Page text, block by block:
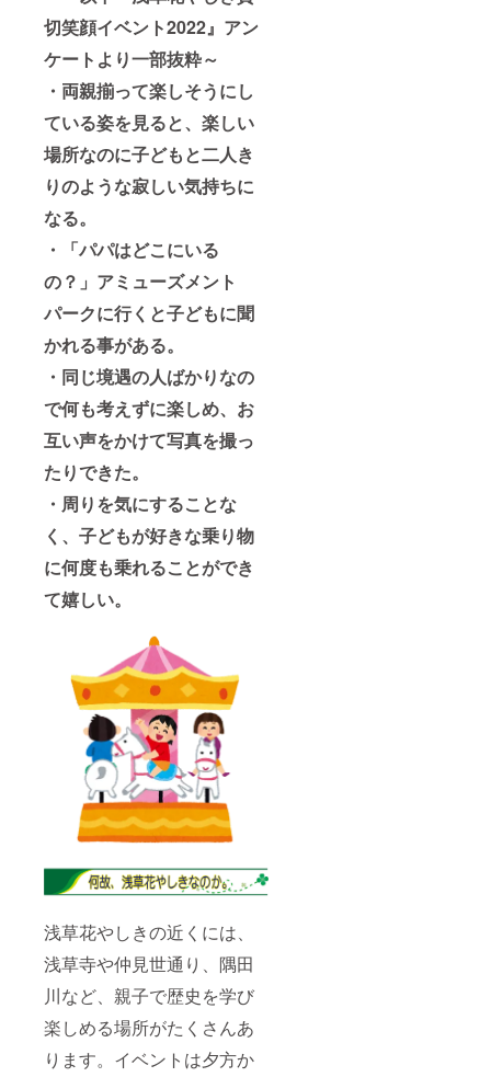
切笑顔イベント2022』アン
ケートより一部抜粋～
・両親揃って楽しそうにし
ている姿を見ると、楽しい
場所なのに子どもと二人き
りのような寂しい気持ちに
なる。
・「パパはどこにいる
の？」アミューズメント
パークに行くと子どもに聞
かれる事がある。
・同じ境遇の人ばかりなの
で何も考えずに楽しめ、お
互い声をかけて写真を撮っ
たりできた。
・周りを気にすることな
く、子どもが好きな乗り物
に何度も乗れることができ
て嬉しい。
浅草花やしきの近くには、
浅草寺や仲見世通り、隅田
川など、親子で歴史を学び
楽しめる場所がたくさんあ
ります。イベントは夕方か